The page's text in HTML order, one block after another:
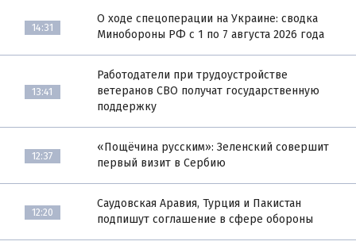
14:31
О ходе спецоперации на Украине: сводка
Минобороны РФ с 1 по 7 августа 2026 года
13:41
Работодатели при трудоустройстве
ветеранов СВО получат государственную
поддержку
12:37
«Пощёчина русским»: Зеленский совершит
первый визит в Сербию
12:20
Саудовская Аравия, Турция и Пакистан
подпишут соглашение в сфере обороны